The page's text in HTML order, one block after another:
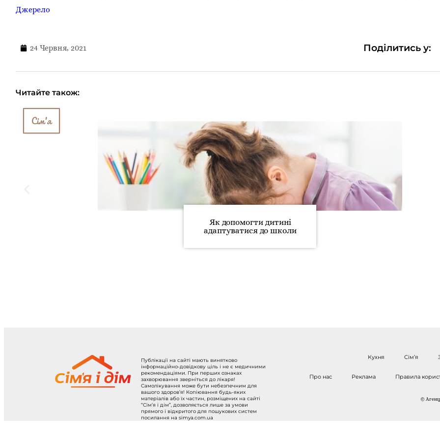
Джерело
24 Червня, 2021 Поділитись у:
Читайте також:
Сім'я
Як допомогти дитині
адаптуватися до школи
Публікації на сайті мають винятково
інформаційно-довідкову ціль і не є медичними
рекомендаціями. При перших ознаках
захворювання зверніться до лікаря!
Самолікування може бути небезпечним для
вашого здоров’я! Копіювання будь-яких
матеріалів або їх частин, розміщених на сайті
“Сім’я і дім”, дозволяється лише за умови
прямого і відкритого для пошукових систем
посилання на simya.com.ua
Кухня Сім’я
Про нас Реклама Правила
©